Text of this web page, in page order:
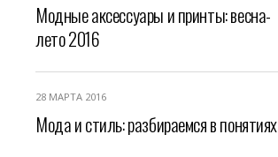
Модные аксессуары и принты: весна-
лето 2016
28 МАРТА 2016
Мода и стиль: разбираемся в понятиях